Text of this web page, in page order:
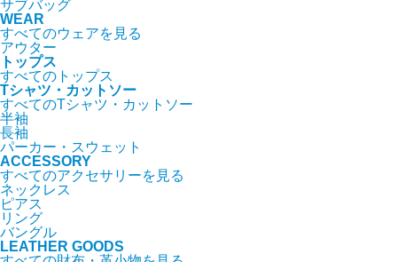
サブバッグ
WEAR
すべてのウェアを見る
アウター
トップス
すべてのトップス
Tシャツ・カットソー
すべてのTシャツ・カットソー
半袖
長袖
パーカー・スウェット
ACCESSORY
すべてのアクセサリーを見る
ネックレス
ピアス
リング
バングル
LEATHER GOODS